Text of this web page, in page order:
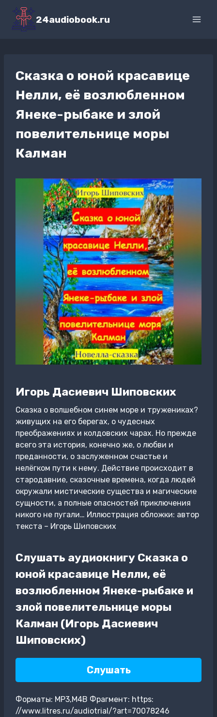
Перейти
содержимому
24audiobook.ru
Сказка о юной красавице
Нелли, её возлюбленном
Янеке-рыбаке и злой
повелительнице моры
Калман
Игорь Дасиевич Шиповских
Сказка о волшебном синем море и тружениках?
живущих на его берегах, о чудесных
преображениях и колдовских чарах. Но прежде
всего эта история, конечно же, о любви и
преданности, о заслуженном счастье и
нелёгком пути к нему. Действие происходит в
стародавние, сказочные времена, когда людей
окружали мистические существа и магические
сущности, а полные опасностей приключения
никого не пугали… Иллюстрация обложки: автор
текста – Игорь Шиповских
Слушать аудиокнигу Сказка о
юной красавице Нелли, её
возлюбленном Янеке-рыбаке и
злой повелительнице моры
Калман (Игорь Дасиевич
Шиповских)
Слушать
Форматы: MP3,M4B Фрагмент: https:
//www.litres.ru/audiotrial/?art=70078246